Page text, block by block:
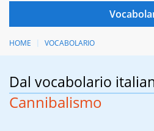
HOME VOCABOLARIO
Dal vocabolario
Cannibalismo